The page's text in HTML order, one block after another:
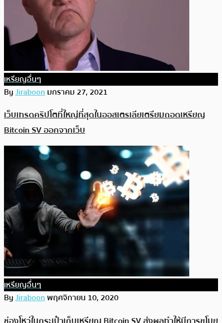
เหรียญอื่นๆ
ByJiraboonมกราคม 27, 2021
เว็บเทรดคริปโตที่ใหญ่ที่สุดในออสเตรเลียเตรียมถอดเหรียญ
Bitcoin SV ออกจากเว็บ
เหรียญอื่นๆ
ByJiraboonพฤศจิกายน 10, 2020